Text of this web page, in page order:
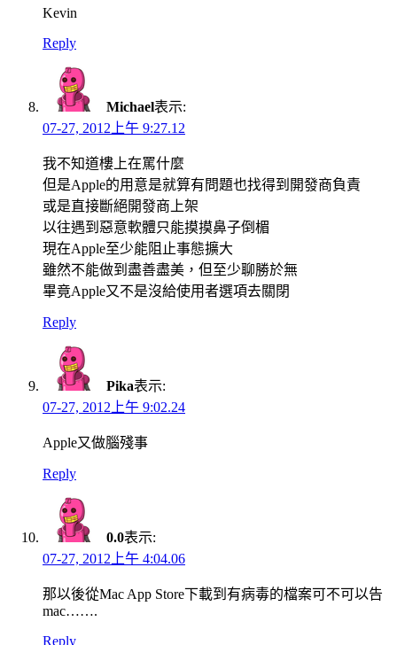
Kevin
Reply
Michael表示:
07-27, 2012上午 9:27.12
我不知道樓上在罵什麼
但是Apple的用意是就算有問題也找得到開發商負責
或是直接斷絕開發商上架
以往遇到惡意軟體只能摸摸鼻子倒楣
現在Apple至少能阻止事態擴大
雖然不能做到盡善盡美，但至少聊勝於無
畢竟Apple又不是沒給使用者選項去關閉
Reply
Pika表示:
07-27, 2012上午 9:02.24
Apple又做腦殘事
Reply
0.0表示:
07-27, 2012上午 4:04.06
那以後從Mac App Store下載到有病毒的檔案可不可以告
mac…….
Reply